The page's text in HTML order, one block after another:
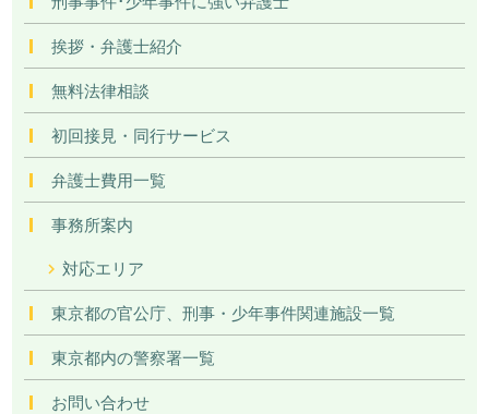
挨拶・弁護士紹介
無料法律相談
初回接見・同行サービス
弁護士費用一覧
事務所案内
対応エリア
東京都の官公庁、刑事・少年事件関連施設一覧
東京都内の警察署一覧
お問い合わせ